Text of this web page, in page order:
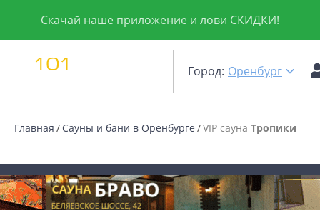
Скачай наше приложение и лови СКИДКИ!
Город: Оренбург
Главная Сауны и бани в Оренбурге VIP сауна Тропики